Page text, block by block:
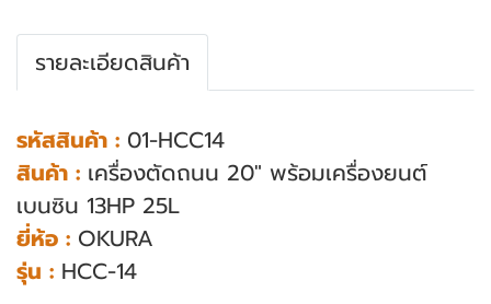
รายละเอียดสินค้า
รหัสสินค้า : 01-HCC14
สินค้า : เครื่องตัดถนน 20" พร้อมเครื่องยนต์
เบนซิน 13HP 25L
ยี่ห้อ : OKURA
รุ่น : HCC-14